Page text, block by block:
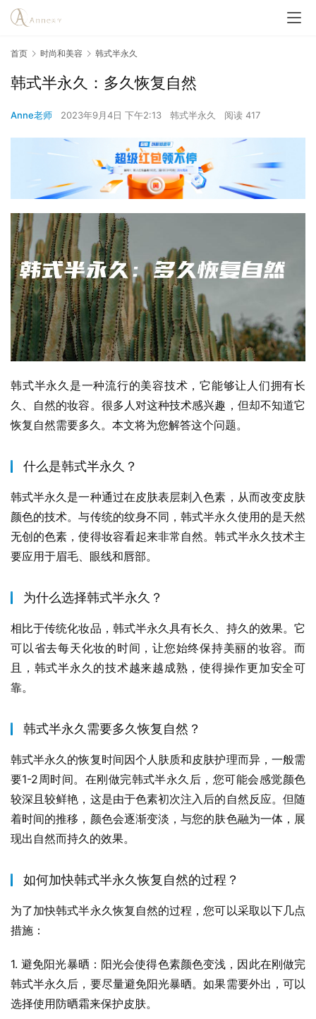
首页 时尚和美容 韩式半永久
韩式半永久：多久恢复自然
Anne老师 2023年9月4日 下午2:13 韩式半永久 阅读 417
韩式半永久是一种流行的美容技术，它能够让人们拥有长
久、自然的妆容。很多人对这种技术感兴趣，但却不知道它
恢复自然需要多久。本文将为您解答这个问题。
什么是韩式半永久？
韩式半永久是一种通过在皮肤表层刺入色素，从而改变皮肤
颜色的技术。与传统的纹身不同，韩式半永久使用的是天然
无创的色素，使得妆容看起来非常自然。韩式半永久技术主
要应用于眉毛、眼线和唇部。
为什么选择韩式半永久？
相比于传统化妆品，韩式半永久具有长久、持久的效果。它
可以省去每天化妆的时间，让您始终保持美丽的妆容。而
且，韩式半永久的技术越来越成熟，使得操作更加安全可
靠。
韩式半永久需要多久恢复自然？
韩式半永久的恢复时间因个人肤质和皮肤护理而异，一般需
要1-2周时间。在刚做完韩式半永久后，您可能会感觉颜色
较深且较鲜艳，这是由于色素初次注入后的自然反应。但随
着时间的推移，颜色会逐渐变淡，与您的肤色融为一体，展
现出自然而持久的效果。
如何加快韩式半永久恢复自然的过程？
为了加快韩式半永久恢复自然的过程，您可以采取以下几点
措施：
1. 避免阳光暴晒：阳光会使得色素颜色变浅，因此在刚做完
韩式半永久后，要尽量避免阳光暴晒。如果需要外出，可以
选择使用防晒霜来保护皮肤。